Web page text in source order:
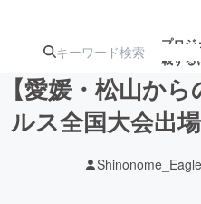
プロジ
載する
ターン
ジェクト
【愛媛・松山か
ルス全国大会出